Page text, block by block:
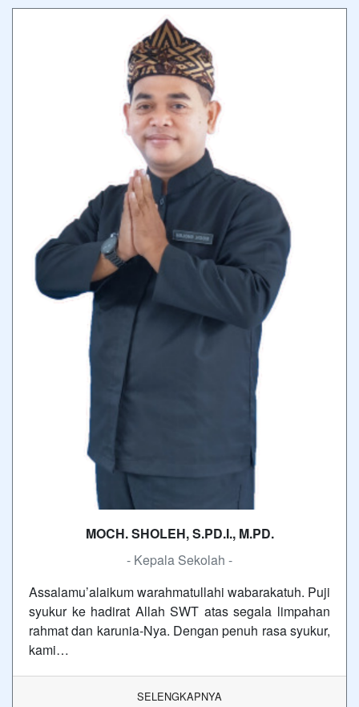
MOCH. SHOLEH, S.PD.I., M.PD.
- Kepala Sekolah -
Assalamu’alaikum warahmatullahi wabarakatuh. Puji
syukur ke hadirat Allah SWT atas segala limpahan
rahmat dan karunia-Nya. Dengan penuh rasa syukur,
kami…
SELENGKAPNYA